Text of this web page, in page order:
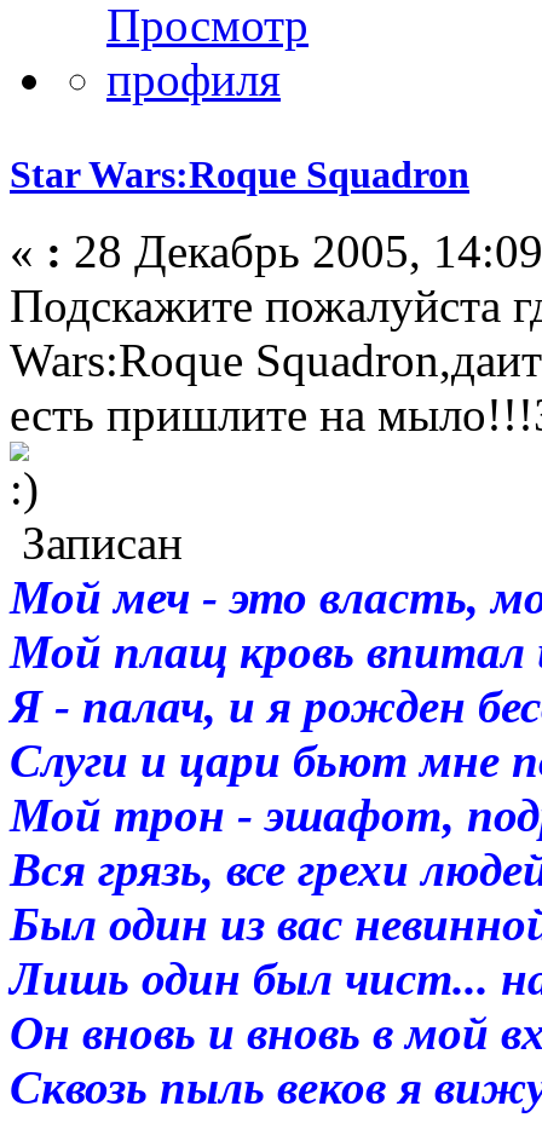
Star Wars:Roque Squadron
« : 28 Декабрь 2005,
Подскажите пожалуйста
Wars:Roque
есть пришлите на
Записан
Мой меч - это власть,
Мой плащ кровь впитал
Я - палач, и я рожден
Слуги и цари бьют мне
Мой трон - эшафот,
Вся грязь, все грехи
Был один из вас
Лишь один был чист...
Он вновь и вновь в мой
Сквозь пыль веков я